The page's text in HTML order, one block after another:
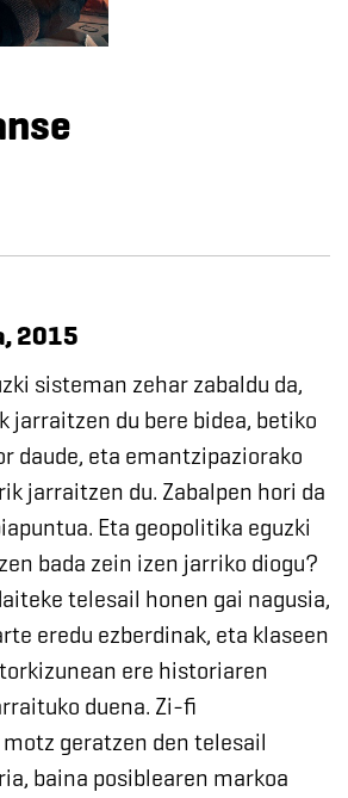
2015
sisteman zehar zabaldu da,
jarraitzen du bere bidea, betiko
daude, eta emantzipaziorako
jarraitzen du. Zabalpen hori da
Eta geopolitika eguzki
bada zein izen jarriko diogu?
telesail honen gai nagusia,
eredu ezberdinak, eta klaseen
ere historiaren
duena. Zi-fi
geratzen den telesail
baina posiblearen markoa